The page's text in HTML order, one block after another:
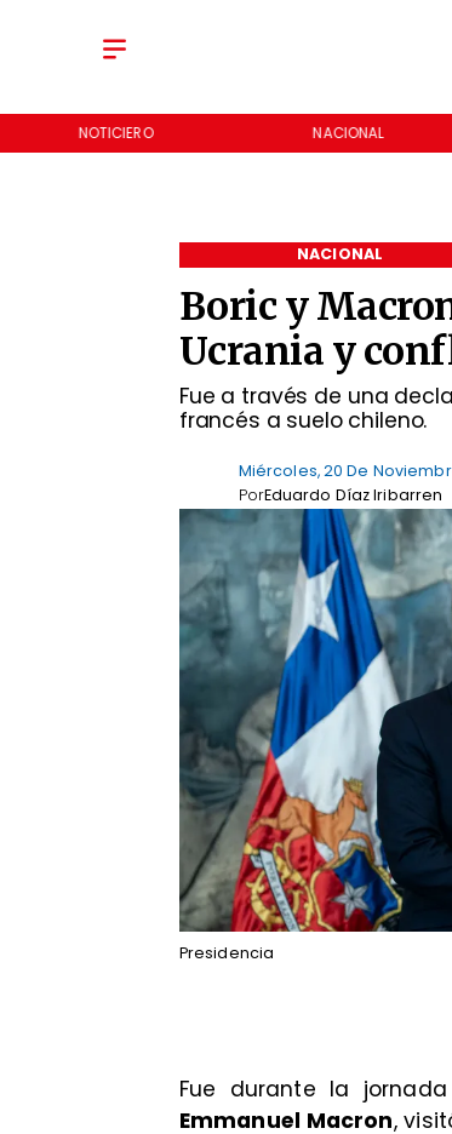
NOTICIERO NACIONAL
Boric y
Ucrania y
Fue a través de una
francés a suelo chileno.
NACIONAL
Miércoles, 20 De
Eduardo Díaz Iribarren
Por
Presidencia
Fue durante la
Emmanuel Macron,